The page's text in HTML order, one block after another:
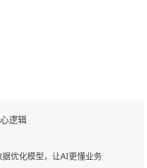
逻辑
优化模型，让AI更懂业务